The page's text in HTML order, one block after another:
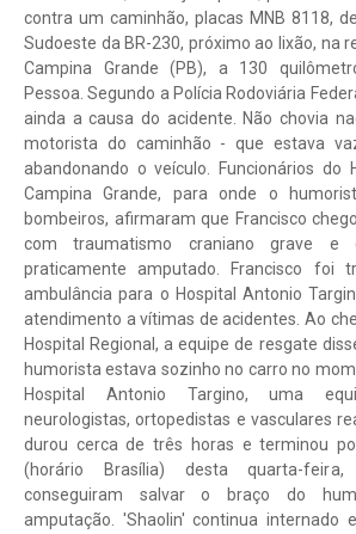
contra um caminhão, placas MNB 8118,
Sudoeste da BR-230, próximo ao lixão, na
Campina Grande (PB), a 130
Pessoa. Segundo a Polícia Rodoviária
ainda a causa do acidente. Não chovia
motorista do caminhão - que estava
abandonando o veículo. Funcionários do
Campina Grande, para onde o
bombeiros, afirmaram que Francisco
com traumatismo craniano grave e
praticamente amputado. Francisco foi
ambulância para o Hospital Antonio
atendimento a vítimas de acidentes. Ao
Hospital Regional, a equipe de resgate
humorista estava sozinho no carro no
Hospital Antonio Targino, uma
neurologistas, ortopedistas e vasculares
durou cerca de três horas e terminou
(horário Brasília) desta quarta-
conseguiram salvar o braço do
amputação. 'Shaolin' continua internado